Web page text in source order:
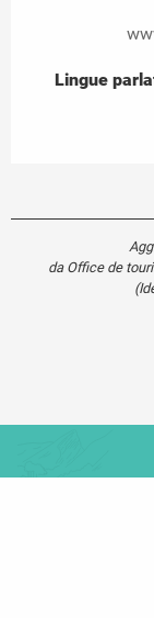
Lingue
Lingue
da Office de